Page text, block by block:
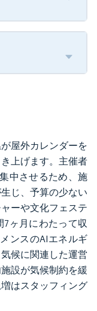
屋外カレンダーを
上げます。主催者
中させるため、施
じ、予算の少ない
ーや文化フェステ
7ヶ月にわたって収
ンスのAIエネルギ
候に関連した運営
設が気候制約を緩
はスタッフィング